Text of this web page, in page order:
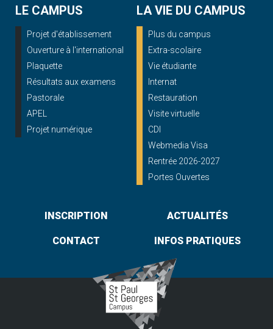
LE CAMPUS
Projet d'établissement
Ouverture à l'international
Plaquette
Résultats aux examens
Pastorale
APEL
Projet numérique
LA VIE DU CAMPUS
Plus du campus
Extra-scolaire
Vie étudiante
Internat
Restauration
Visite virtuelle
CDI
Webmedia Visa
Rentrée 2026-2027
Portes Ouvertes
INSCRIPTION ACTUALITÉS
CONTACT INFOS PRATIQUES